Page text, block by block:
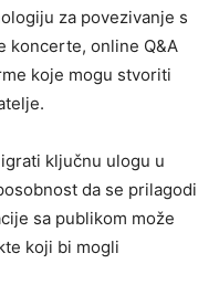
za povezivanje s
koncerte, online Q&A
koje mogu stvoriti
ključnu ulogu u
da se prilagodi
sa publikom može
koji bi mogli